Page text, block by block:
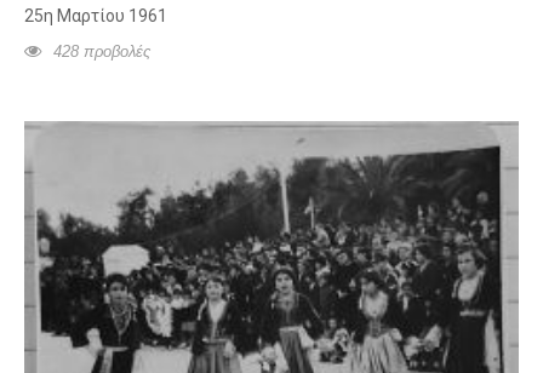
25η Μαρτίου 1961
428 προβολές